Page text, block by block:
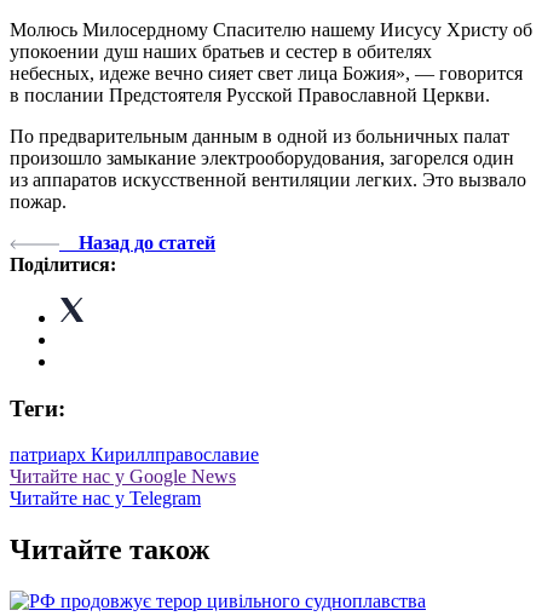
Молюсь Милосердному Спасителю нашему Иисусу Христу об
упокоении душ наших братьев и сестер в обителях
небесных, идеже вечно сияет свет лица Божия», — говорится
в послании Предстоятеля Русской Православной Церкви.
По предварительным данным в одной из больничных палат
произошло замыкание электрооборудования, загорелся один
из аппаратов искусственной вентиляции легких. Это вызвало
пожар.
Назад до статей
Поділитися:
Теги:
патриарх Кириллправославие
Читайте нас у Google News
Читайте нас у Telegram
Читайте також